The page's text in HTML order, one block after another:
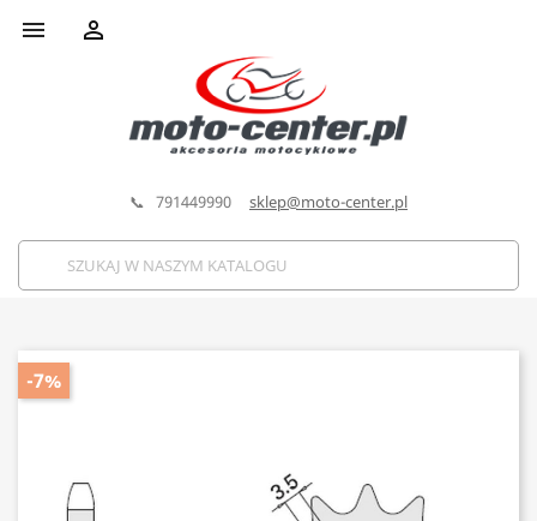
 
📞 791449990 sklep@moto-center.pl
-7%